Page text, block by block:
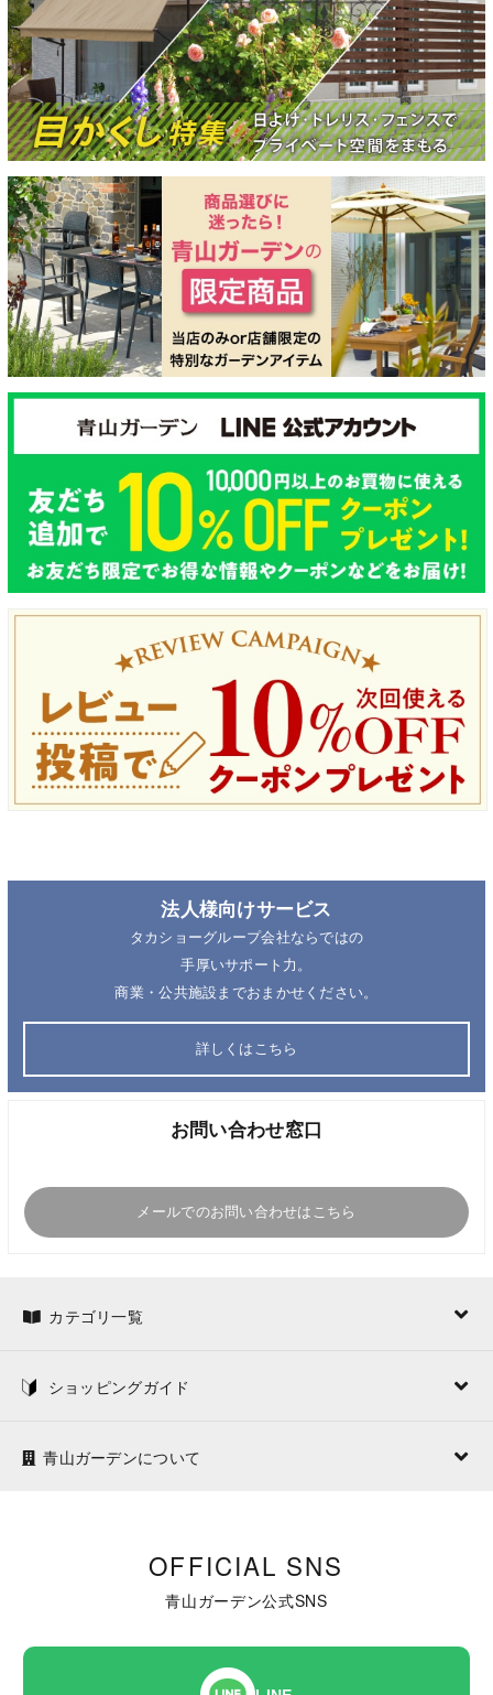
法人様向けサービス
タカショーグループ会社ならではの
手厚いサポート力。
商業・公共施設までおまかせください。
詳しくはこちら
お問い合わせ窓口
メールでのお問い合わせはこちら
カテゴリ一覧
ショッピングガイド
青山ガーデンについて
OFFICIAL SNS
青山ガーデン公式SNS